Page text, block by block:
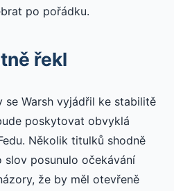
po pořádku.
řekl
se Warsh vyjádřil ke stabilitě
poskytovat obvyklá
Několik titulků shodně
posunulo očekávání
že by měl otevřeně